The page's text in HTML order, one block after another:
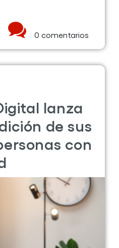
de
0 comentarios